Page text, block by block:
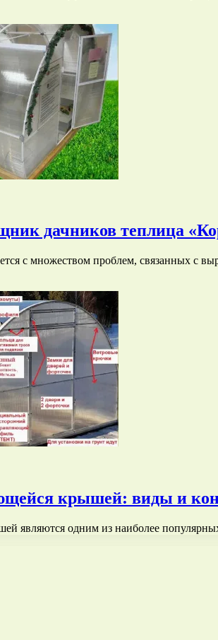
дачников теплица
с множеством проблем, связанных с
крышей: виды и
являются одним из наиболее